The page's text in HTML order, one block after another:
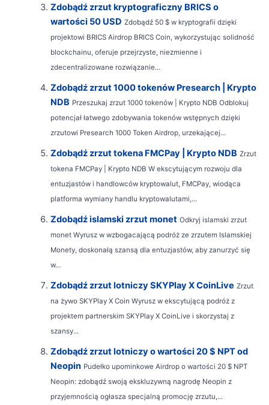
Zdobądź zrzut kryptograficzny BRICS o
wartości 50 USD Zdobądź 50 $ w kryptografii dzięki
projektowi BRICS Airdrop BRICS Coin, wykorzystując solidność
blockchainu, oferuje przejrzyste, niezmienne i
zdecentralizowane rozwiązanie...
Zdobądź zrzut 1000 tokenów Presearch | Krypto
NDB Przeszukaj zrzut 1000 tokenów | Krypto NDB Odblokuj
potencjał łatwego zdobywania tokenów wstępnych dzięki
zrzutowi Presearch 1000 Token Airdrop, urzekającej...
Zdobądź zrzut tokena FMCPay | Krypto NDB Zrzut
tokena FMCPay | Krypto NDB W ekscytującym rozwoju dla
entuzjastów i handlowców kryptowalut, FMCPay, wiodąca
platforma wymiany handlu kryptowalutami,...
Zdobądź islamski zrzut monet Odkryj islamski zrzut
monet Wyrusz w wzbogacającą podróż ze zrzutem Islamskiej
Monety, doskonałą szansą dla entuzjastów, aby zanurzyć się
w...
Zdobądź zrzut lotniczy SKYPlay X CoinLive Zrzut
na żywo SKYPlay X Coin Wyrusz w ekscytującą podróż z
projektem partnerskim SKYPlay X CoinLive i skorzystaj z
szansy...
Zdobądź zrzut lotniczy o wartości 20 $ NPT od
Neopin Pudełko upominkowe Airdrop o wartości 20 $ NPT
Neopin: zdobądź swoją ekskluzywną nagrodę Neopin z
przyjemnością ogłasza specjalną promocję zrzutu,...